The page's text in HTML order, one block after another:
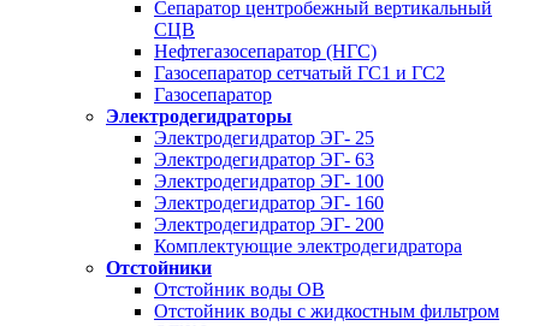
Сепаратор центробежный вертикальный
СЦВ
Нефтегазосепаратор (НГС)
Газосепаратор сетчатый ГС1 и ГС2
Газосепаратор
Электродегидраторы
Электродегидратор ЭГ- 25
Электродегидратор ЭГ- 63
Электродегидратор ЭГ- 100
Электродегидратор ЭГ- 160
Электродегидратор ЭГ- 200
Комплектующие электродегидратора
Отстойники
Отстойник воды ОВ
Отстойник воды с жидкостным фильтром